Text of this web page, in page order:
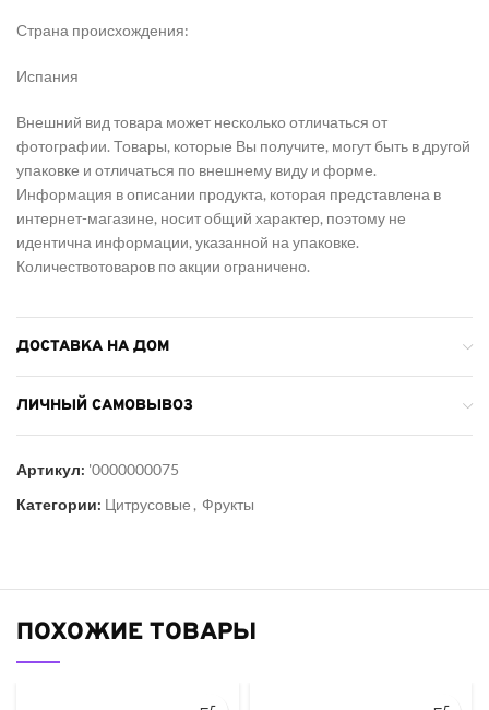
Страна происхождения:
Испания
Внешний вид товара может несколько отличаться от
фотографии. Товары, которые Вы получите, могут быть в другой
упаковке и отличаться по внешнему виду и форме.
Информация в описании продукта, которая представлена в
интернет-магазине, носит общий характер, поэтому не
идентична информации, указанной на упаковке.
Количествотоваров по акции ограничено.
ДОСТАВКА НА ДОМ
ЛИЧНЫЙ САМОВЫВОЗ
Артикул: '0000000075
Категории: Цитрусовые , Фрукты
ПОХОЖИЕ ТОВАРЫ